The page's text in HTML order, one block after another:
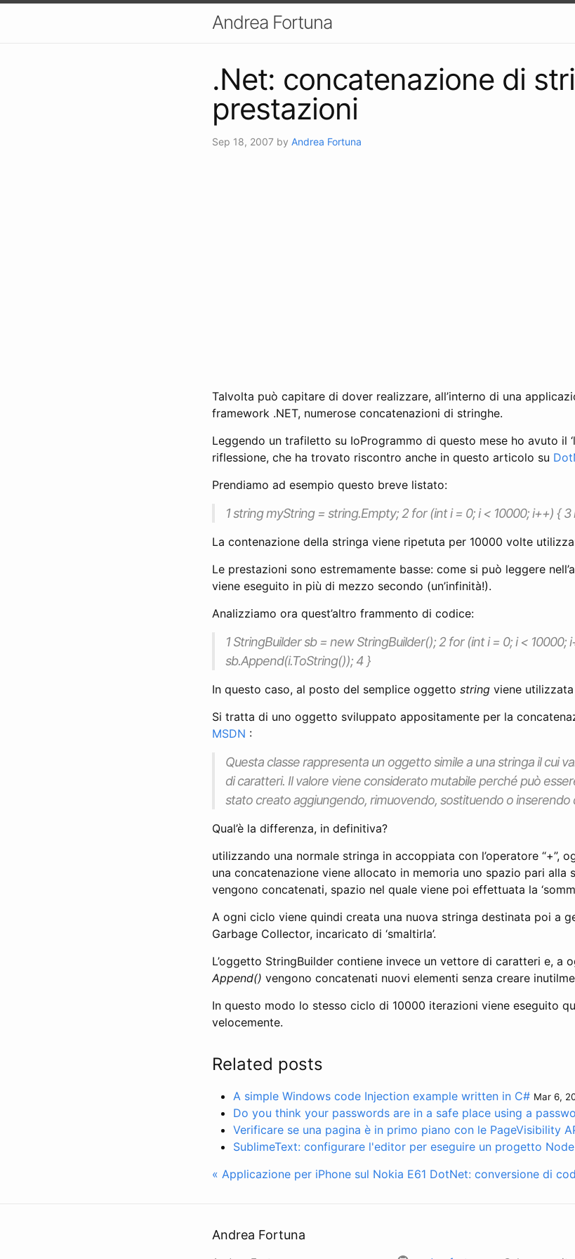
Andrea Fortuna
.Net: concatenazione di
prestazioni
Sep 18, 2007 by Andrea Fortuna
Talvolta può capitare di dover realizzare, all’interno di una
framework .NET, numerose concatenazioni di stringhe.
Leggendo un trafiletto su IoProgrammo di questo mese ho avuto il
riflessione, che ha trovato riscontro anche in questo articolo su
Prendiamo ad esempio questo breve listato:
1 string myString = string.Empty; 2 for (int i = 0; i < 10000; i++) {
La contenazione della stringa viene ripetuta per 10000 volte
Le prestazioni sono estremamente basse: come si può leggere
viene eseguito in più di mezzo secondo (un’infinità!).
Analizziamo ora quest’altro frammento di codice:
1 StringBuilder sb = new StringBuilder(); 2 for (int i = 0; i < 10000;
sb.Append(i.ToString()); 4 }
In questo caso, al posto del semplice oggetto string viene
Si tratta di uno oggetto sviluppato appositamente per la
MSDN :
Questa classe rappresenta un oggetto simile a una stringa il cui
di caratteri. Il valore viene considerato mutabile perché può
stato creato aggiungendo, rimuovendo, sostituendo o inserendo
Qual’è la differenza, in definitiva?
utilizzando una normale stringa in accoppiata con l’operatore “+”,
una concatenazione viene allocato in memoria uno spazio pari alla
vengono concatenati, spazio nel quale viene poi effettuata la
A ogni ciclo viene quindi creata una nuova stringa destinata poi a
Garbage Collector, incaricato di ‘smaltirla’.
L’oggetto StringBuilder contiene invece un vettore di caratteri e, a
Append() vengono concatenati nuovi elementi senza creare
In questo modo lo stesso ciclo di 10000 iterazioni viene eseguito
velocemente.
Related posts
A simple Windows code Injection example written in C# Mar 6,
Do you think your passwords are in a safe place using a
Verificare se una pagina è in primo piano con le PageVisibility
SublimeText: configurare l'editor per eseguire un progetto
« Applicazione per iPhone sul Nokia E61 DotNet: conversione di
Andrea Fortuna